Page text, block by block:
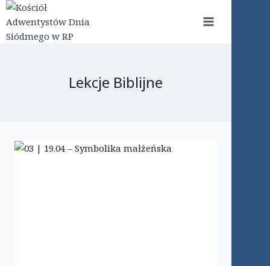
Przejdź
do
treści
Lekcje Biblijne